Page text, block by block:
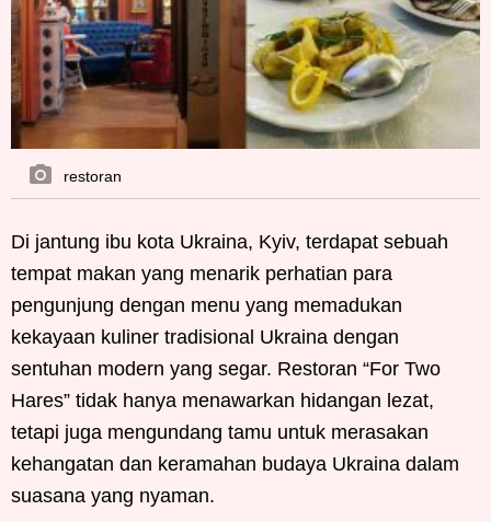
restoran
Di jantung ibu kota Ukraina, Kyiv, terdapat sebuah
tempat makan yang menarik perhatian para
pengunjung dengan menu yang memadukan
kekayaan kuliner tradisional Ukraina dengan
sentuhan modern yang segar. Restoran “For Two
Hares” tidak hanya menawarkan hidangan lezat,
tetapi juga mengundang tamu untuk merasakan
kehangatan dan keramahan budaya Ukraina dalam
suasana yang nyaman.